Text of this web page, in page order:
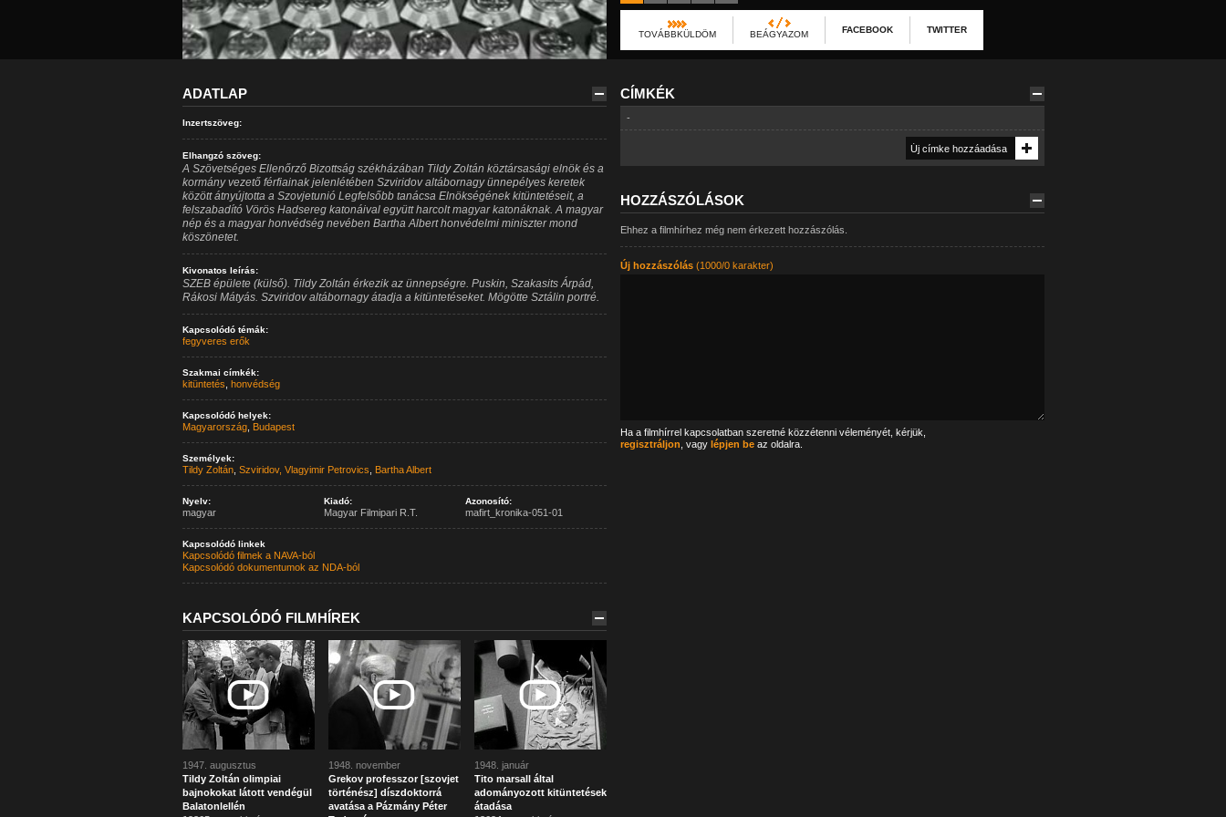
TOVÁBBKÜLDÖM BEÁGYAZOM FACEBOOK TWITTER
ADATLAP
Inzertszöveg:
Elhangzó szöveg:
A Szövetséges Ellenőrző Bizottság székházában Tildy Zoltán köztársasági elnök és a
kormány vezető férfiainak jelenlétében Szviridov altábornagy ünnepélyes keretek
között átnyújtotta a Szovjetunió Legfelsőbb tanácsa Elnökségének kitüntetéseit, a
felszabadító Vörös Hadsereg katonáival együtt harcolt magyar katonáknak. A magyar
nép és a magyar honvédség nevében Bartha Albert honvédelmi miniszter mond
köszönetet.
Kivonatos leírás:
SZEB épülete (külső). Tildy Zoltán érkezik az ünnepségre. Puskin, Szakasits Árpád,
Rákosi Mátyás. Szviridov altábornagy átadja a kitüntetéseket. Mögötte Sztálin portré.
Kapcsolódó témák:
fegyveres erők
Szakmai címkék:
kitüntetés honvédség
Kapcsolódó helyek:
Magyarország, Budapest
Személyek:
Tildy Zoltán, Szviridov, Vlagyimir Petrovics Bartha Albert
Nyelv:
magyar
Kiadó:
Magyar Filmipari R.T.
Azonosító:
mafirt_kronika-051-01
Kapcsolódó linkek
Kapcsolódó filmek a NAVA-ból
Kapcsolódó dokumentumok az NDA-ból
KAPCSOLÓDÓ FILMHÍREK
1947. augusztus
Tildy Zoltán olimpiai
bajnokokat látott vendégül
Balatonlellén
1948. november
Grekov professzor [szovjet
történész] díszdoktorrá
avatása a Pázmány Péter
1948. január
Tito marsall által
adományozott kitüntetések
átadása
CÍMKÉK
-
HOZZÁSZÓLÁSOK
Ehhez a filmhírhez még nem érkezett hozzászólás.
Új hozzászólás(1000/0 karakter)
Ha a filmhírrel kapcsolatban szeretné közzétenni véleményét, kérjük,
regisztráljon , vagy lépjen beaz oldalra.